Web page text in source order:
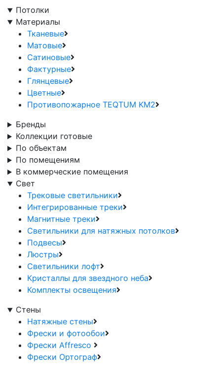
Потолки
Материалы
Тканевые
Матовые
Сатиновые
Фактурные
Глянцевые
Цветные
Противопожарное TEQTUM KM2
Бренды
Коллекции готовые
По объектам
По помещениям
В коммерческие помещения
Свет
Трековые светильники
Интегрированные треки
Магнитные треки
Светильники для натяжных потолков
Подвесы
Люстры
Светильники лофт
Кристаллы для звездного неба
Комплекты освещения
Стены
Натяжные стены
Фрески и фотообои
Фрески Affresco
Фрески Ортограф